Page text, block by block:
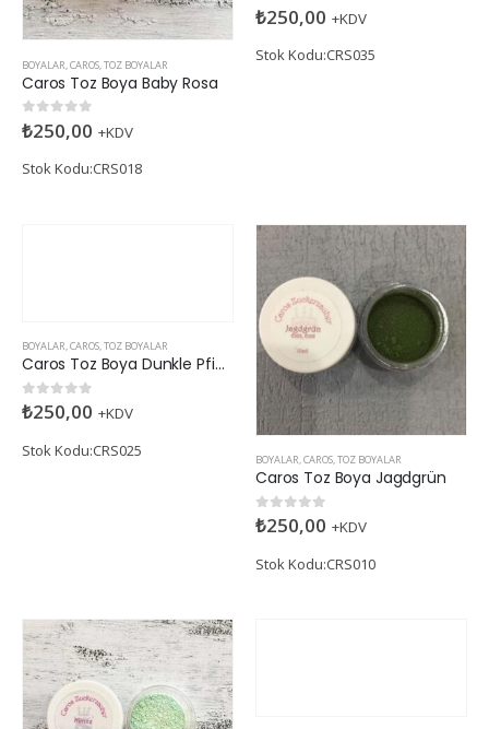
BOYALAR,CAROS,TOZ BOYALAR
Caros Toz Boya Baby Rosa
05 üzerinden
₺250,00 +KDV
Stok Kodu:CRS018
05 üzerinden
₺250,00 +KDV
Stok Kodu:CRS035
BOYALAR,CAROS,TOZ BOYALAR
Caros Toz Boya Dunkle Pfingstrose
05 üzerinden
₺250,00 +KDV
Stok Kodu:CRS025
BOYALAR,CAROS,TOZ BOYALAR
Caros Toz Boya Jagdgrün
05 üzerinden
₺250,00 +KDV
Stok Kodu:CRS010